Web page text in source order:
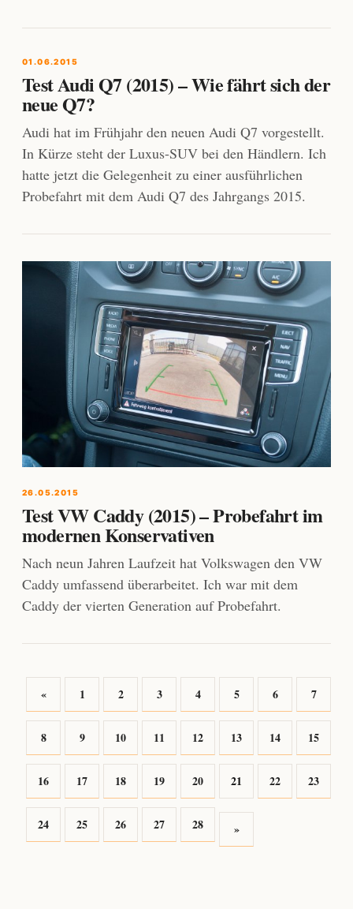
01.06.2015
Test Audi Q7 (2015) – Wie fährt sich der
neue Q7?
Audi hat im Frühjahr den neuen Audi Q7 vorgestellt.
In Kürze steht der Luxus-SUV bei den Händlern. Ich
hatte jetzt die Gelegenheit zu einer ausführlichen
Probefahrt mit dem Audi Q7 des Jahrgangs 2015.
26.05.2015
Test VW Caddy (2015) – Probefahrt im
modernen Konservativen
Nach neun Jahren Laufzeit hat Volkswagen den VW
Caddy umfassend überarbeitet. Ich war mit dem
Caddy der vierten Generation auf Probefahrt.
« 1 2 3 4 5 6 7
8 9 10 11 12 13 14 15
16 17 18 19 20 21 22 23
24 25 26 27 28 »